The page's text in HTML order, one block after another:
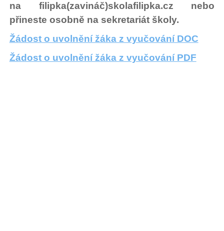
na filipka(zavináč)skolafilipka.cz nebo
přineste osobně na sekretariát školy.
Žádost o uvolnění žáka z vyučování DOC
Žádost o uvolnění žáka z vyučování PDF